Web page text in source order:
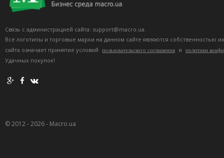
Связь с администрацией сайта: support@macro.ua.
Все логотипы и торговые марки на данном сайте являются собственностью
сайта означает принятие условий
пользовательского соглашения и политики
Удачных покупок!
© 2012 - 2026 - Macro.ua